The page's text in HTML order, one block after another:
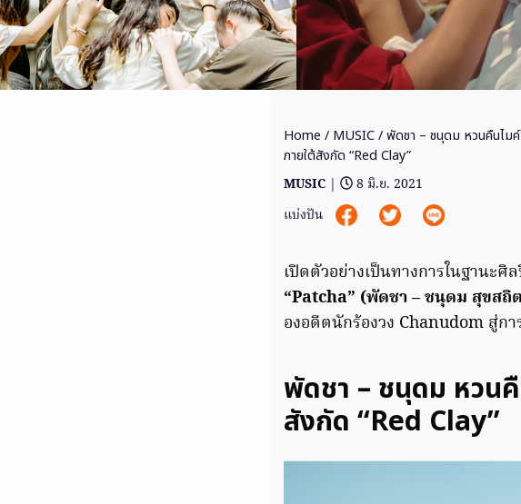
Home / MUSIC/ พัดชา – ชนุดม หวนคืนไม
ภายใต้สังกัด “Red Clay”
MUSIC |
8 มิ.ย. 2021
แบ่งปัน
เปิดตัวอย่างเป็นทางการในฐานะศิ
“Patcha” (พัดชา – ชนุดม สุขสถิ
องอดีตนักร้องวง Chanudom สู่ก
พัดชา – ชนุดม หวน
สังกัด “Red Clay”